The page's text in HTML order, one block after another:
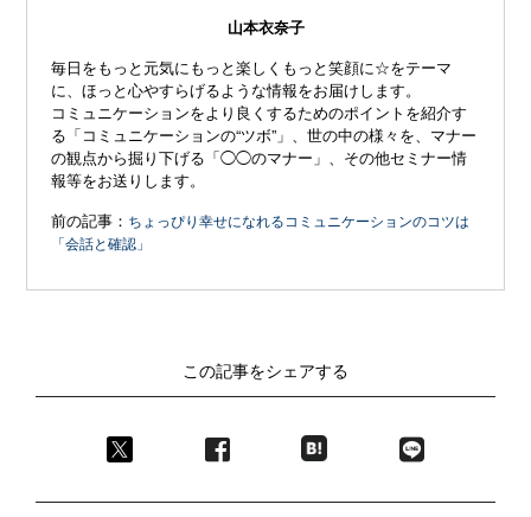
山本衣奈子
毎日をもっと元気にもっと楽しくもっと笑顔に☆をテーマ
に、ほっと心やすらげるような情報をお届けします。
コミュニケーションをより良くするためのポイントを紹介す
る「コミュニケーションの“ツボ”」、世の中の様々を、マナー
の観点から掘り下げる「◯◯のマナー」、その他セミナー情
報等をお送りします。
前の記事： ちょっぴり幸せになれるコミュニケーションのコツは
「会話と確認」
この記事をシェアする